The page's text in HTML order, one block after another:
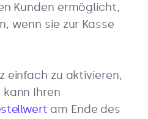
Kunden ermöglicht,
wenn sie zur Kasse
einfach zu aktivieren,
Ihren
am Ende des